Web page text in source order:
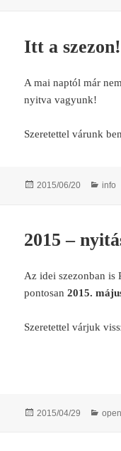
Itt a szezon!
A mai naptól már
nyitva vagyunk!
Szeretettel várunk
Posted
2015/06/20 info
2015 –
Az idei szezonban is
pontosan2015.
Szeretettel várjuk
Posted
2015/04/29